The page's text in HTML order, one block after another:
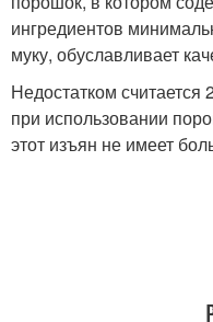
ингредиентов
муку, обуславливает
Недостатком
при использовании
этот изъян не имеет